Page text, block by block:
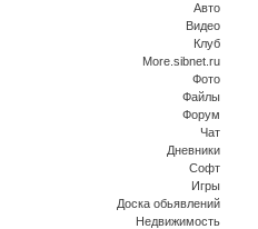
Авто
Видео
Клуб
More.sibnet.ru
Фото
Файлы
Форум
Чат
Дневники
Софт
Игры
Доска обьявлений
Недвижимость